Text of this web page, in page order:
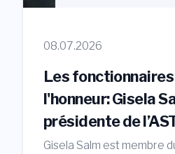
08.07.2026
Les fonctionnaires
l'honneur: Gisela
présidente de
Gisela Salm est membre